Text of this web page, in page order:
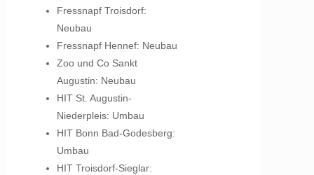
Fressnapf Troisdorf:
Neubau
Fressnapf Hennef: Neubau
Zoo und Co Sankt
Augustin: Neubau
HIT St. Augustin-
Niederpleis: Umbau
HIT Bonn Bad-Godesberg:
Umbau
HIT Troisdorf-Sieglar: